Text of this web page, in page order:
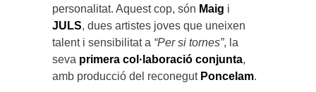
personalitat. Aquest cop, són Maig i
JULS, dues artistes joves que uneixen
talent i sensibilitat a “Per si tornes”, la
seva primera col·laboració conjunta,
amb producció del reconegut Poncelam.